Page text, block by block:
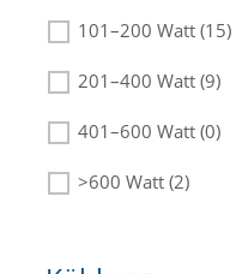
101–200 Watt (15)
201–400 Watt (9)
401–600 Watt (0)
>600 Watt (2)